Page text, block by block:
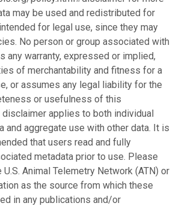
may be used and redistributed for
for legal use, since they may
No person or group associated with
any warranty, expressed or implied,
of merchantability and fitness for a
or assumes any legal liability for the
or usefulness of this
disclaimer applies to both individual
and aggregate use with other data. It is
that users read and fully
metadata prior to use. Please
Animal Telemetry Network (ATN) or
as the source from which these
in any publications and/or